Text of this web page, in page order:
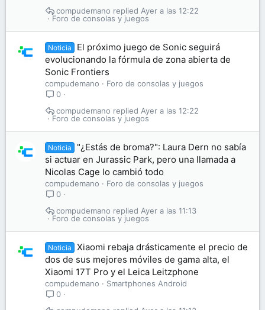
Foro de consolas y juegos
Ayer a las 12:22
compudemano
Noticia
El próximo juego de Sonic seguirá
evolucionando la fórmula de zona abierta de
Sonic Frontiers
compudemano
Foro de consolas y juegos
0
Foro de consolas y juegos
Ayer a las 12:22
compudemano
Noticia
"¿Estás de broma?": Laura Dern no sabía
si actuar en Jurassic Park, pero una llamada a
Nicolas Cage lo cambió todo
compudemano
Foro de consolas y juegos
0
Foro de consolas y juegos
Ayer a las 11:13
compudemano
Noticia
Xiaomi rebaja drásticamente el precio de
dos de sus mejores móviles de gama alta, el
Xiaomi 17T Pro y el Leica Leitzphone
compudemano
Smartphones Android
0